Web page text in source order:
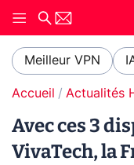
Meilleur VPN
Accueil Actualités
Avec ces 3
VivaTech, la